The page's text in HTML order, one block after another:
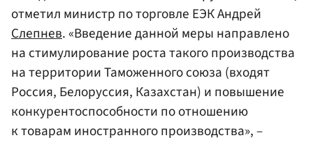
отметил министр по торговле ЕЭК Андрей
Слепнев. «Введение данной меры направлено
на стимулирование роста такого производства
на территории Таможенного союза (входят
Россия, Белоруссия, Казахстан) и повышение
конкурентоспособности по отношению
к товарам иностранного производства», –